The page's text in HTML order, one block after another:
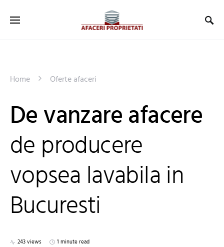
Home Oferte afaceri
De vanzare afacere
de producere
vopsea lavabila in
Bucuresti
243 views 1 minute read